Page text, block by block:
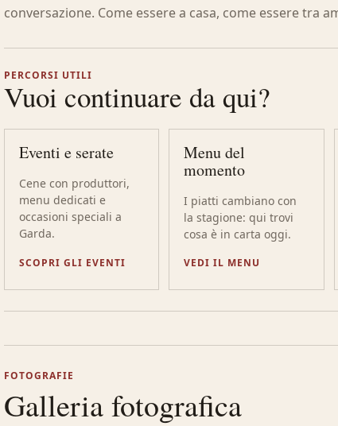
conversazione. Come essere a casa, come essere tra
PERCORSI UTILI
Vuoi continuare da qui?
Eventi e serate
Cene con produttori,
menu dedicati e
occasioni speciali a
Garda.
SCOPRI GLI EVENTI
Menu del
momento
I piatti cambiano con
la stagione: qui trovi
cosa è in carta oggi.
VEDI IL MENU
FOTOGRAFIE
Galleria fotografica